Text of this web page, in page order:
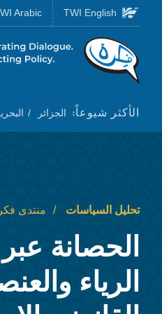
Skip to main content
Homepage
الأكثر شيوعاً: الجزائر
TWI English
Arabic:
تحليل السياسات منتدى
الحصانة
الرياء